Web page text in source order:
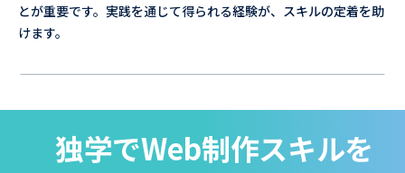
とが重要です。実践を通じて得られる経験が、スキルの定着を助
けます。
独学でWeb制作スキルを